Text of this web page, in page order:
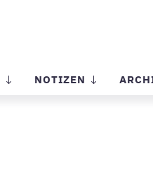
NOTIZEN